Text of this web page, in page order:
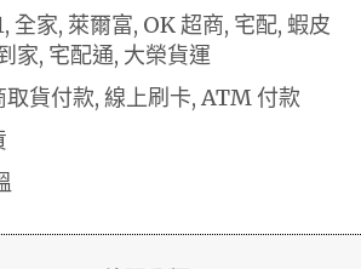
全家, 萊爾富, OK 超商, 宅配, 蝦皮
家, 宅配通, 大榮貨運
貨付款, 線上刷卡, ATM 付款